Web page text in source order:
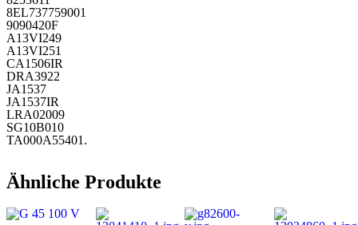
8EL737759001
9090420F
A13VI249
A13VI251
CA1506IR
DRA3922
JA1537
JA1537IR
LRA02009
SG10B010
TA000A55401.
Ähnliche Produkte